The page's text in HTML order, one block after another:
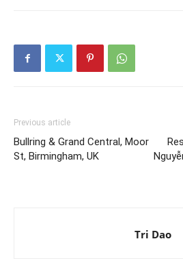
Previous article
Bullring & Grand Central, Moor
St, Birmingham, UK
Tri Dao